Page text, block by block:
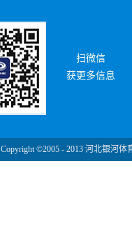
扫微信
获更多信息
Copyright ©2005 - 2013 河北银河体